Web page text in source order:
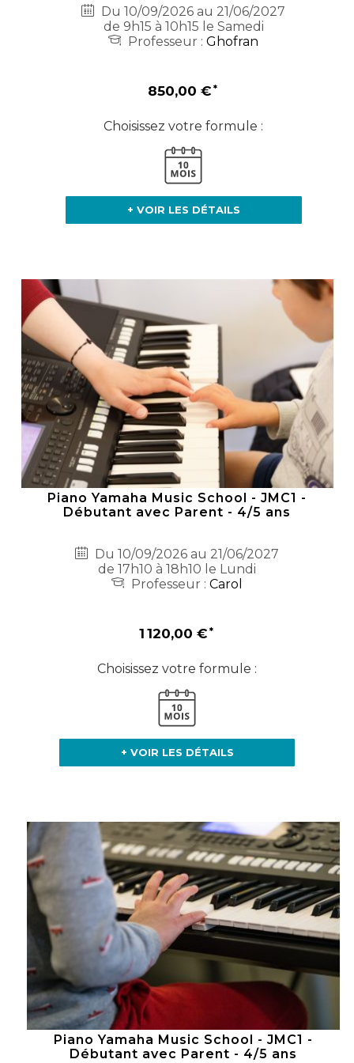
Du 10/09/2026 au 21/06/2027
de 9h15 à 10h15 le Samedi
Professeur :Ghofran
850,00 €
Choisissez votre formule :
+ VOIR LES DÉTAILS
Piano Yamaha Music School - JMC1 -
Débutant avec Parent - 4/5 ans
Du 10/09/2026 au 21/06/2027
de 17h10 à 18h10 le Lundi
Professeur : Carol
1 120,00 €
Choisissez votre formule :
+ VOIR LES DÉTAILS
Piano Yamaha Music School - JMC1 -
Débutant avec Parent - 4/5 ans